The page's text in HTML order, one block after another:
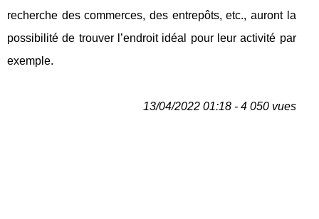
recherche des commerces, des entrepôts, etc., auront la
possibilité de trouver l’endroit idéal pour leur activité par
exemple.
13/04/2022 01:18 - 4 050 vues